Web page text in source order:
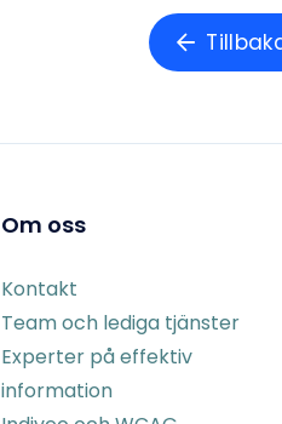
Om oss
Kontakt
Team och lediga tjänster
Experter på effektiv
information